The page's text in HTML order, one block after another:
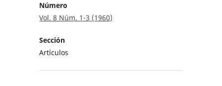
Número
Vol. 8 Núm. 1-3 (1960)
Sección
Artículos